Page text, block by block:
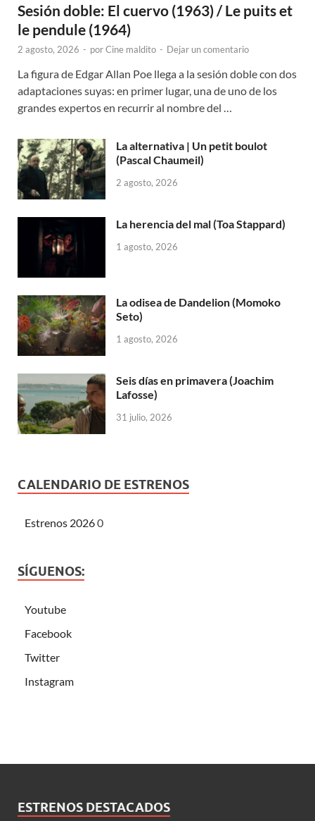
Sesión doble: El cuervo (1963) / Le puits et
le pendule (1964)
2 agosto, 2026 - porCine maldito - Dejar un comentario
La figura de Edgar Allan Poe llega a la sesión doble con dos
adaptaciones suyas: en primer lugar, una de uno de los
grandes expertos en recurrir al nombre del …
La alternativa | Un petit boulot
(Pascal Chaumeil)
2 agosto, 2026
La herencia del mal (Toa Stappard)
1 agosto, 2026
La odisea de Dandelion (Momoko
Seto)
1 agosto, 2026
Seis días en primavera (Joachim
Lafosse)
31 julio, 2026
CALENDARIO DE ESTRENOS
Estrenos 20260
SÍGUENOS:
Youtube
Facebook
Twitter
Instagram
ESTRENOS DESTACADOS